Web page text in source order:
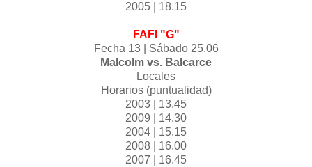
2005 | 18.15
‎FAFI "G"‬
Fecha 13 | Sábado 25.06
Malcolm vs. Balcarce
Locales
Horarios (puntualidad)
2003 | 13.45
2009 | 14.30
2004 | 15.15
2008 | 16.00
2007 | 16.45